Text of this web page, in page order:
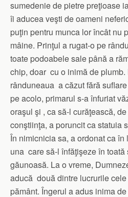
sumedenie de pietre preţioase
îi aducea veşti de oameni
puţin pentru munca lor încât nu
mâine. Prinţul a rugat-o pe
toate podoabele sale până a
chip, doar cu o inimă de plumb.
rânduneaua a căzut fără
pe acolo, primarul s-a înfuriat
oraşul şi , ca să-l curăţească,
conştiinţa, a poruncit ca statuia
În nimicnicia sa, a ordonat ca
una care să-l înfăţişeze în
găunoasă. La o vreme,
aducă două dintre lucrurile
pământ. Îngerul a adus inima